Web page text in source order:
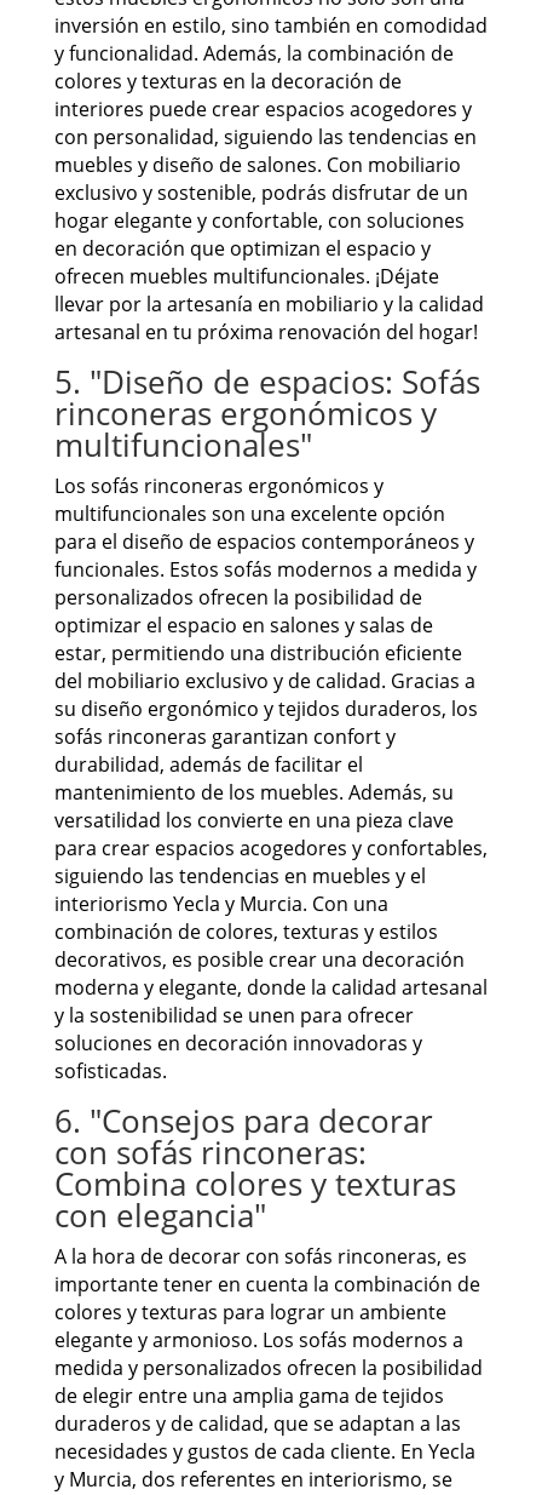
inversión en estilo, sino también en comodidad
y funcionalidad. Además, la combinación de
colores y texturas en la decoración de
interiores puede crear espacios acogedores y
con personalidad, siguiendo las tendencias en
muebles y diseño de salones. Con mobiliario
exclusivo y sostenible, podrás disfrutar de un
hogar elegante y confortable, con soluciones
en decoración que optimizan el espacio y
ofrecen muebles multifuncionales. ¡Déjate
llevar por la artesanía en mobiliario y la calidad
artesanal en tu próxima renovación del hogar!
5. "Diseño de espacios: Sofás
rinconeras ergonómicos y
multifuncionales"
Los sofás rinconeras ergonómicos y
multifuncionales son una excelente opción
para el diseño de espacios contemporáneos y
funcionales. Estos sofás modernos a medida y
personalizados ofrecen la posibilidad de
optimizar el espacio en salones y salas de
estar, permitiendo una distribución eficiente
del mobiliario exclusivo y de calidad. Gracias a
su diseño ergonómico y tejidos duraderos, los
sofás rinconeras garantizan confort y
durabilidad, además de facilitar el
mantenimiento de los muebles. Además, su
versatilidad los convierte en una pieza clave
para crear espacios acogedores y confortables,
siguiendo las tendencias en muebles y el
interiorismo Yecla y Murcia. Con una
combinación de colores, texturas y estilos
decorativos, es posible crear una decoración
moderna y elegante, donde la calidad artesanal
y la sostenibilidad se unen para ofrecer
soluciones en decoración innovadoras y
sofisticadas.
6. "Consejos para decorar
con sofás rinconeras:
Combina colores y texturas
con elegancia"
A la hora de decorar con sofás rinconeras, es
importante tener en cuenta la combinación de
colores y texturas para lograr un ambiente
elegante y armonioso. Los sofás modernos a
medida y personalizados ofrecen la posibilidad
de elegir entre una amplia gama de tejidos
duraderos y de calidad, que se adaptan a las
necesidades y gustos de cada cliente. En Yecla
y Murcia, dos referentes en interiorismo, se